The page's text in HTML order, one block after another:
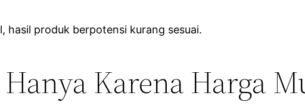
produk berpotensi kurang sesuai.
Karena Harga